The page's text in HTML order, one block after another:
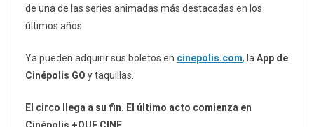
de una de las series animadas más destacadas en los
últimos años.
Ya pueden adquirir sus boletos en cinepolis.com, la App de
Cinépolis GO y taquillas.
El circo llega a su fin. El último acto comienza en